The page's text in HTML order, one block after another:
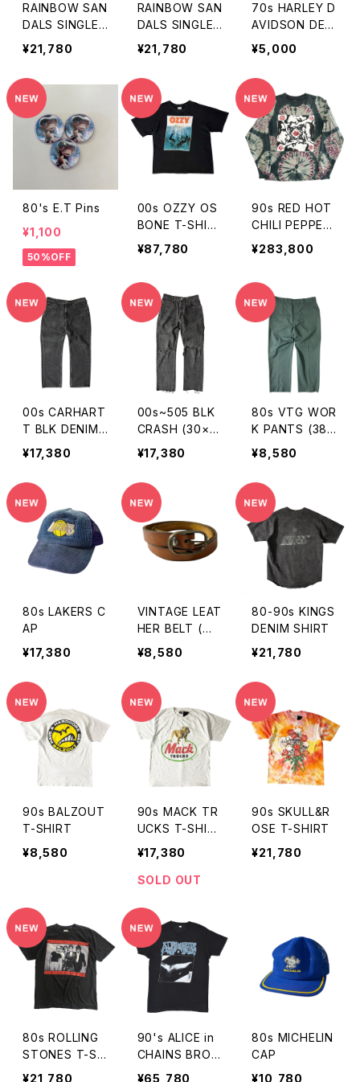
RAINBOW SAN
DALS SINGLE
"BLACK SHRIN
K LEATHER"
¥21,780
RAINBOW SAN
DALS SINGLE
"BLACK SHRIN
K LEATHER"
¥21,780
70s HARLEY D
AVIDSON DEC
AL
¥5,000
80's E.T Pins
¥1,100
50%OFF
00s OZZY OS
BONE T-SHIR
T
¥87,780
90s RED HOT
CHILI PEPPER
S L/S T-SHIRT
"BLOOD SEX
¥283,800
00s CARHART
T BLK DENIM
(37×30)
¥17,380
00s~505 BLK
CRASH (30×2
9)
¥17,380
80s VTG WOR
K PANTS (38×
30)
¥8,580
80s LAKERS C
AP
¥17,380
VINTAGE LEAT
HER BELT (W3
2)
¥8,580
80-90s KINGS
DENIM SHIRT
¥21,780
90s BALZOUT
T-SHIRT
¥8,580
90s MACK TR
UCKS T-SHIR
T
¥17,380
SOLD OUT
90s SKULL&R
OSE T-SHIRT
¥21,780
80s ROLLING
STONES T-SH
IRT
¥21,780
90's ALICE in
CHAINS BROK
EN FOOT X-R
¥65,780
80s MICHELIN
CAP
¥10,780